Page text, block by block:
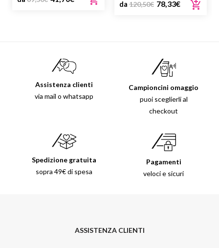
da 120,50€ 78,33€
Assistenza clienti
via mail o whatsapp
Campioncini omaggio
puoi sceglierli al
checkout
Spedizione gratuita
sopra 49€ di spesa
Pagamenti
veloci e sicuri
ASSISTENZA CLIENTI